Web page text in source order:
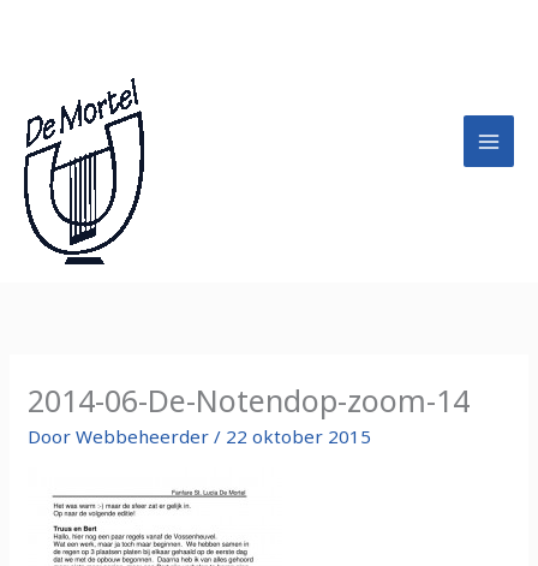
2014-06-De-Notendop-zoom-14
DoorWebbeheerder/ 22 oktober 2015
h
i
e
f